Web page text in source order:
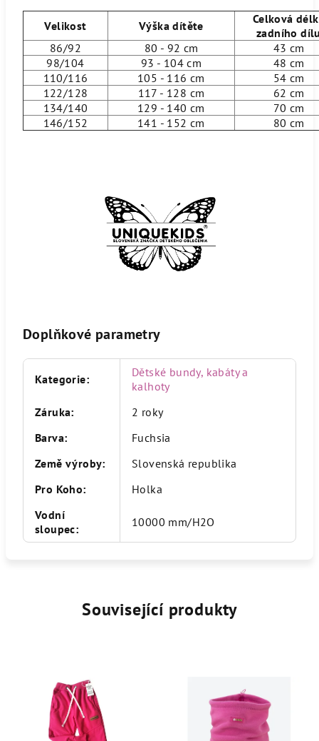
Velikost Výška dítěte
Celková
zadního
86/92
80 - 92 cm
43 cm
98/104
93 - 104 cm
48 cm
110/116
105 - 116 cm
54 cm
122/128
117 - 128 cm
62 cm
134/140
129 - 140 cm
70 cm
146/152
141 - 152 cm 80 cm
Doplňkové parametry
Kategorie:
Dětské bundy, kabáty a
kalhoty
Záruka:
2 roky
Barva:
Fuchsia
Země výroby:
Slovenská republika
Pro Koho:
Holka
Vodní
sloupec: 10000 mm/H2O
Související produkty